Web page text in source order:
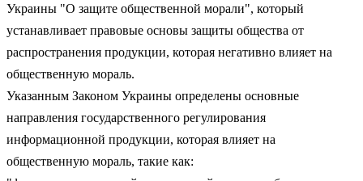
Украины "О защите общественной морали", который
устанавливает правовые основы защиты общества от
распространения продукции, которая негативно влияет на
общественную мораль.
Указанным Законом Украины определены основные
направления государственного регулирования
информационной продукции, которая влияет на
общественную мораль, такие как: